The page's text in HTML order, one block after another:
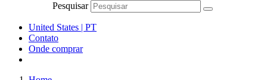
Pesquisar
United States | PT
Contato
Onde comprar